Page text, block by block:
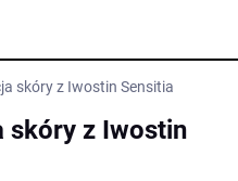
skóry z Iwostin Sensitia
skóry z Iwostin